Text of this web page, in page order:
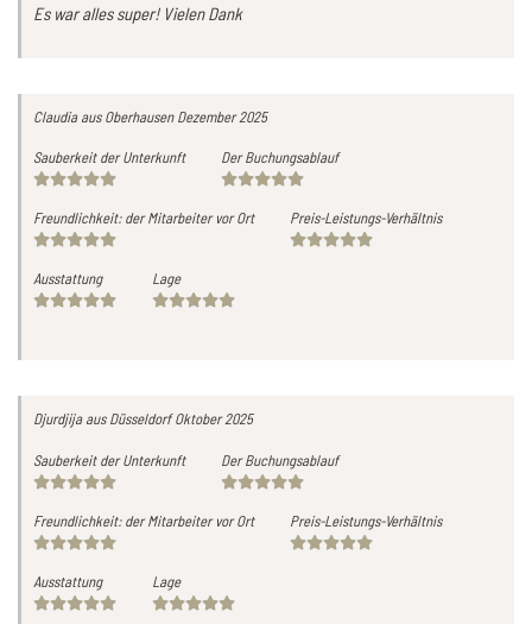
Es war alles super! Vielen Dank
Claudiaaus Oberhausen Dezember 2025
Sauberkeit der Unterkunft Der Buchungsablauf
Freundlichkeit: der Mitarbeiter vor Ort Preis-Leistungs-Verhältnis
Ausstattung Lage
Djurdjijaaus Düsseldorf Oktober 2025
Sauberkeit der Unterkunft Der Buchungsablauf
Freundlichkeit: der Mitarbeiter vor Ort Preis-Leistungs-Verhältnis
Ausstattung Lage